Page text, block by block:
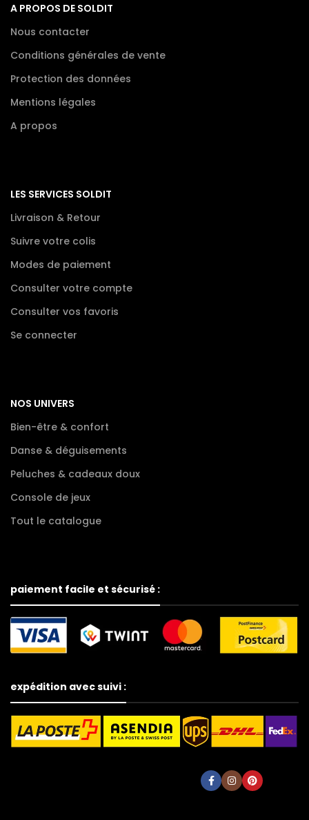
A PROPOS DE SOLDIT
Nous contacter
Conditions générales de vente
Protection des données
Mentions légales
A propos
LES SERVICES SOLDIT
Livraison & Retour
Suivre votre colis
Modes de paiement
Consulter votre compte
Consulter vos favoris
Se connecter
NOS UNIVERS
Bien-être & confort
Danse & déguisements
Peluches & cadeaux doux
Console de jeux
Tout le catalogue
paiement facile et sécurisé :
expédition avec suivi :